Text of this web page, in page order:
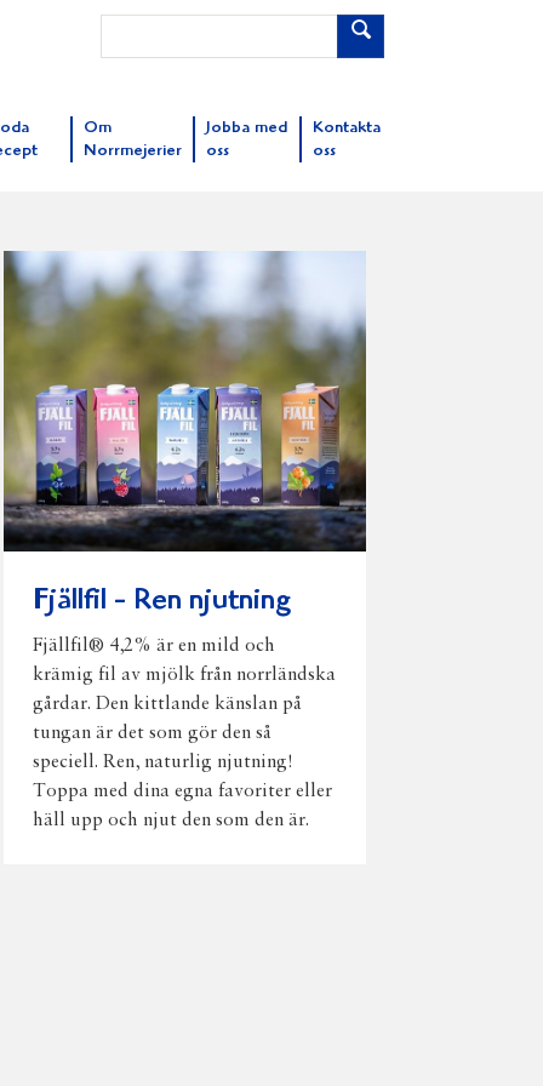
Om
Norrmejerier
Jobba med
oss
Kontakta
oss
Fjällfil - Ren njutning
Fjällfil® 4,2% är en mild och
krämig fil av mjölk från norrländska
gårdar. Den kittlande känslan på
tungan är det som gör den så
speciell. Ren, naturlig njutning!
Toppa med dina egna favoriter eller
häll upp och njut den som den är.